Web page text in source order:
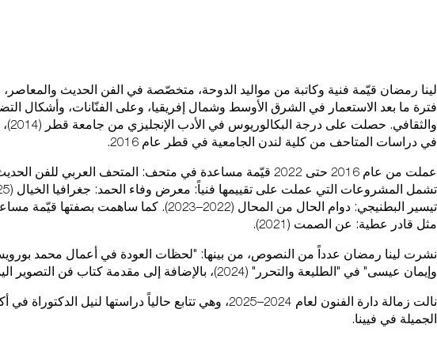
لينا رمضان قيّمة فنية وكاتبة من مواليد الدوحة، متخصّصة في الفن الحديث والمعاصر،
فترة ما بعد الاستعمار في الشرق الأوسط وشمال إفريقيا، وعلى الفنّانات، وأشكال
في دراسات المتاحف من كلية لندن الجامعية في قطر عام 2016.
عملت من عام 2016 حتى 2022 قيّمة مساعدة في متحف: المتحف العربي للفن
تيسير البطنيجي: دوام الحال من المحال (2022–2023). كما ساهمت
مثل قادر عطية: عن الصمت (2021).
نشرت لينا رمضان عدداً من النصوص، من بينها: "لحظات العودة في أعمال محمد
وإيمان عيسى" في "الطليعة والتحرر" (2024)، بالإضافة إلى مقدمة كتاب فن التصوير اليمني (2024).
نالت زمالة دارة الفنون لعام 2024–2025، وهي تتابع حالياً دراستها لنيل
الجميلة في فيينا.
خطط